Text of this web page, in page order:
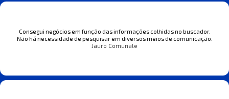
Consegui negócios em função das informações colhidas no buscador.
Não há necessidade de pesquisar em diversos meios de comunicação.
Jauro Comunale